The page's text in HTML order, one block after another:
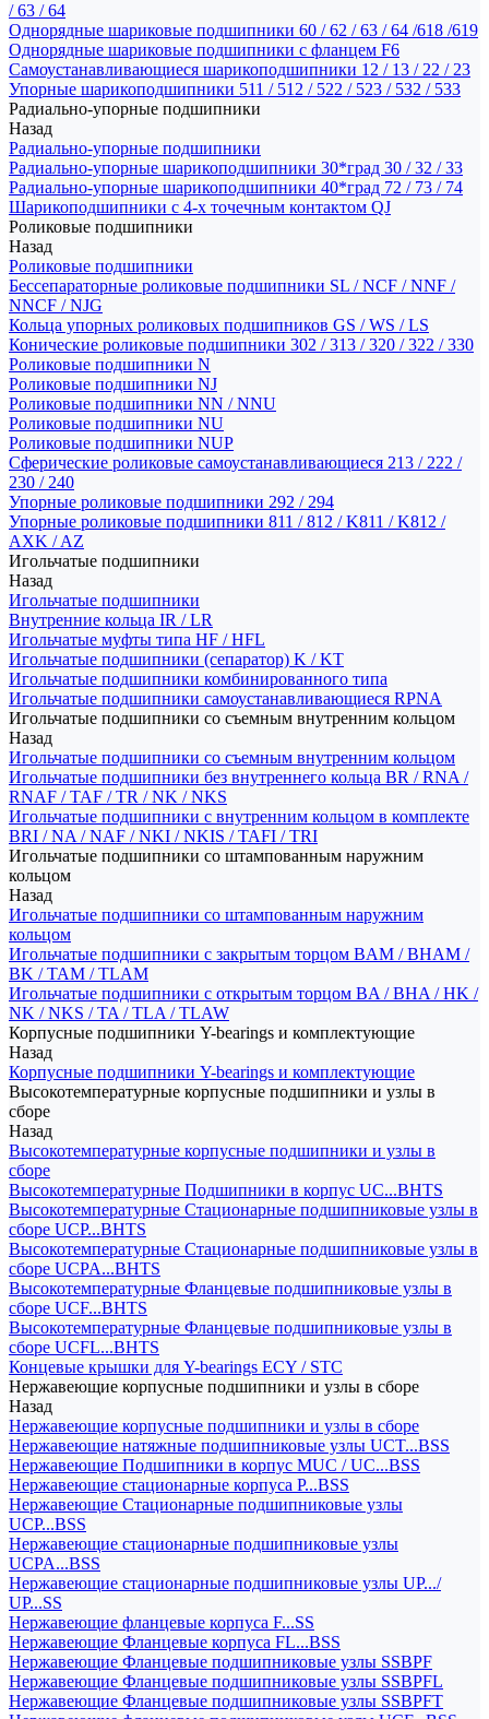
/ 63 / 64
Однорядные шариковые подшипники 60 / 62 / 63 / 64 /618 /619
Однорядные шариковые подшипники с фланцем F6
Самоустанавливающиеся шарикоподшипники 12 / 13 / 22 / 23
Упорные шарикоподшипники 511 / 512 / 522 / 523 / 532 / 533
Радиально-упорные подшипники
Назад
Радиально-упорные подшипники
Радиально-упорные шарикоподшипники 30*град 30 / 32 / 33
Радиально-упорные шарикоподшипники 40*град 72 / 73 / 74
Шарикоподшипники с 4-х точечным контактом QJ
Роликовые подшипники
Назад
Роликовые подшипники
Бессепараторные роликовые подшипники SL / NCF / NNF /
NNCF / NJG
Кольца упорных роликовых подшипников GS / WS / LS
Конические роликовые подшипники 302 / 313 / 320 / 322 / 330
Роликовые подшипники N
Роликовые подшипники NJ
Роликовые подшипники NN / NNU
Роликовые подшипники NU
Роликовые подшипники NUP
Сферические роликовые самоустанавливающиеся 213 / 222 /
230 / 240
Упорные роликовые подшипники 292 / 294
Упорные роликовые подшипники 811 / 812 / K811 / K812 /
AXK / AZ
Игольчатые подшипники
Назад
Игольчатые подшипники
Внутренние кольца IR / LR
Игольчатые муфты типа HF / HFL
Игольчатые подшипники (сепаратор) K / KT
Игольчатые подшипники комбинированного типа
Игольчатые подшипники самоустанавливающиеся RPNA
Игольчатые подшипники со съемным внутренним кольцом
Назад
Игольчатые подшипники со съемным внутренним кольцом
Игольчатые подшипники без внутреннего кольца BR / RNA /
RNAF / TAF / TR / NK / NKS
Игольчатые подшипники с внутренним кольцом в комплекте
BRI / NA / NAF / NKI / NKIS / TAFI / TRI
Игольчатые подшипники со штампованным наружним
кольцом
Назад
Игольчатые подшипники со штампованным наружним
кольцом
Игольчатые подшипники с закрытым торцом BAM / BHAM /
BK / TAM / TLAM
Игольчатые подшипники с открытым торцом BA / BHA / HK /
NK / NKS / TA / TLA / TLAW
Корпусные подшипники Y-bearings и комплектующие
Назад
Корпусные подшипники Y-bearings и комплектующие
Высокотемпературные корпусные подшипники и узлы в
сборе
Назад
Высокотемпературные корпусные подшипники и узлы в
сборе
Высокотемпературные Подшипники в корпус UC...BHTS
Высокотемпературные Стационарные подшипниковые узлы в
сборе UCP...BHTS
Высокотемпературные Стационарные подшипниковые узлы в
сборе UCPA...BHTS
Высокотемпературные Фланцевые подшипниковые узлы в
сборе UCF...BHTS
Высокотемпературные Фланцевые подшипниковые узлы в
сборе UCFL...BHTS
Концевые крышки для Y-bearings ECY / STC
Нержавеющие корпусные подшипники и узлы в сборе
Назад
Нержавеющие корпусные подшипники и узлы в сборе
Нержавеющие натяжные подшипниковые узлы UCT...BSS
Нержавеющие Подшипники в корпус MUC / UC...BSS
Нержавеющие стационарные корпуса P...BSS
Нержавеющие Стационарные подшипниковые узлы
UCP...BSS
Нержавеющие стационарные подшипниковые узлы
UCPA...BSS
Нержавеющие стационарные подшипниковые узлы UP.../
UP...SS
Нержавеющие фланцевые корпуса F...SS
Нержавеющие Фланцевые корпуса FL...BSS
Нержавеющие Фланцевые подшипниковые узлы SSBPF
Нержавеющие Фланцевые подшипниковые узлы SSBPFL
Нержавеющие Фланцевые подшипниковые узлы SSBPFT